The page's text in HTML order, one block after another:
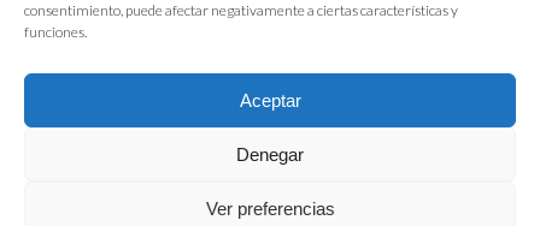
consentimiento, puede afectar negativamente a ciertas características y
funciones.
Aceptar
Denegar
Ver preferencias
FIAB Federación Española de Industrias de la Alimentación y Bebidas